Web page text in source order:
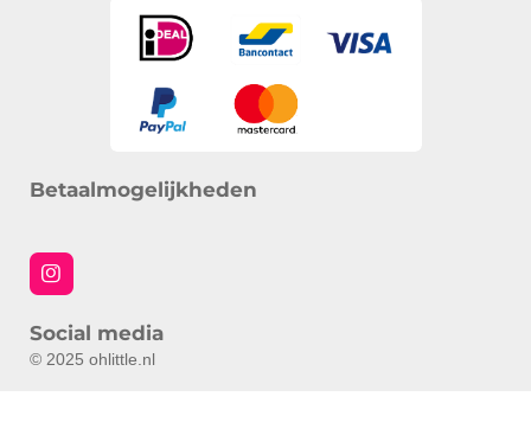
Betaalmogelijkheden
I
n
t
a
Social media
© 2025 ohlittle.nl